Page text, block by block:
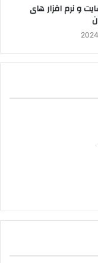
و نرم افزار های